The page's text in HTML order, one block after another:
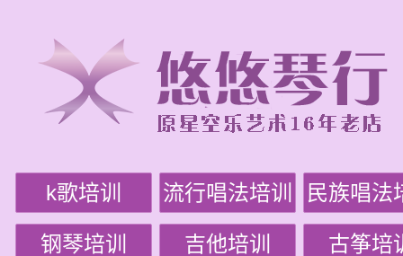
k歌培训 流行唱法培训 民族唱法
钢琴培训 吉他培训 古筝培